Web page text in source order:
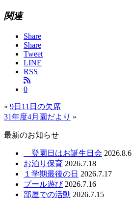
関連
Share
Share
Tweet
LINE
RSS
0
« 9日11日の欠席
31年度4月園だより »
最新のお知らせ
登園日はお誕生日会 2026.8.6
お泊り保育 2026.7.18
１学期最後の日 2026.7.17
プール遊び 2026.7.16
部屋での活動 2026.7.15